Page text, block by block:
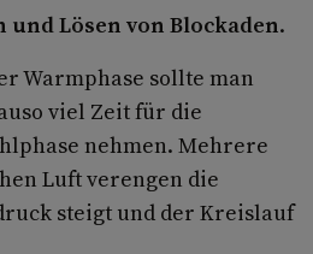
und Lösen von Blockaden.
Warmphase sollte man
viel Zeit für die
nehmen. Mehrere
Luft verengen die
steigt und der Kreislauf